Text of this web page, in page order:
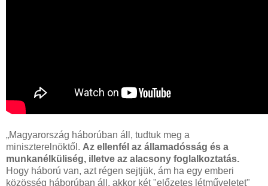
„Magyarország háborúban áll, tudtuk meg a
miniszterelnöktől. Az ellenfél az államadósság és a
munkanélküliség, illetve az alacsony foglalkoztatás.
Hogy háború van, azt régen sejtjük, ám ha egy emberi
közösség háborúban áll, akkor két "előzetes létműveletet"